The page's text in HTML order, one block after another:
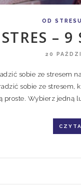
OD
–
20
sobie ze stresem
sobie ze
proste. Wybierz jedną